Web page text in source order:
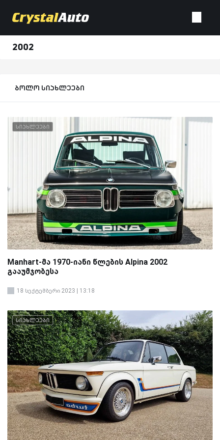
2002
ბოლო სიახლეები
სიახლეები
Manhart-მა 1970-იანი წლების Alpina 2002
გააუმჯობესა
18 სექტემბერი 2023 | 13:18
სიახლეები